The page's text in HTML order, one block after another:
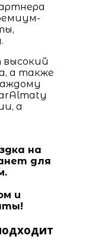
а также
а
на
для
и